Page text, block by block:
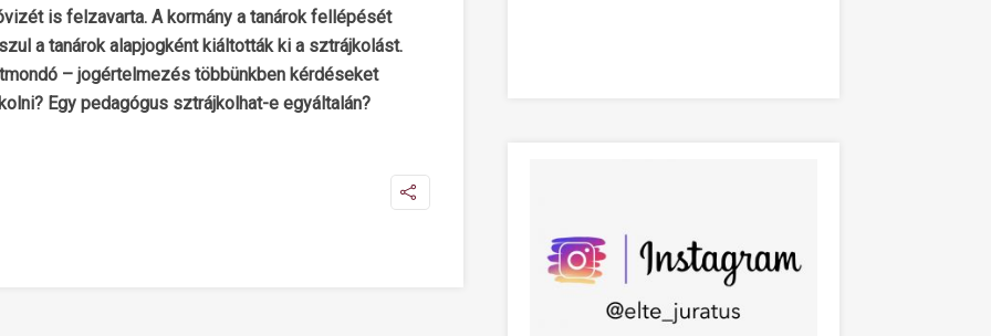
is felzavarta. A kormány a tanárok fellépését
a tanárok alapjogként kiáltották ki a sztrájkolást.
– jogértelmezés többünkben kérdéseket
Egy pedagógus sztrájkolhat-e egyáltalán?